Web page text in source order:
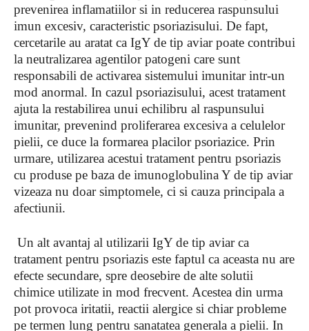
prevenirea inflamatiilor si in reducerea raspunsului
imun excesiv, caracteristic psoriazisului. De fapt,
cercetarile au aratat ca IgY de tip aviar poate contribui
la neutralizarea agentilor patogeni care sunt
responsabili de activarea sistemului imunitar intr-un
mod anormal. In cazul psoriazisului, acest tratament
ajuta la restabilirea unui echilibru al raspunsului
imunitar, prevenind proliferarea excesiva a celulelor
pielii, ce duce la formarea placilor psoriazice. Prin
urmare, utilizarea acestui tratament pentru psoriazis
cu produse pe baza de imunoglobulina Y de tip aviar
vizeaza nu doar simptomele, ci si cauza principala a
afectiunii.
Un alt avantaj al utilizarii IgY de tip aviar ca
tratament pentru psoriazis este faptul ca aceasta nu are
efecte secundare, spre deosebire de alte solutii
chimice utilizate in mod frecvent. Acestea din urma
pot provoca iritatii, reactii alergice si chiar probleme
pe termen lung pentru sanatatea generala a pielii. In